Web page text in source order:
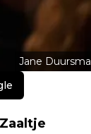
Jane Duursma